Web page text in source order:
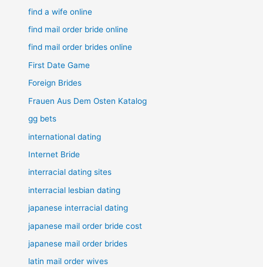
find a wife online
find mail order bride online
find mail order brides online
First Date Game
Foreign Brides
Frauen Aus Dem Osten Katalog
gg bets
international dating
Internet Bride
interracial dating sites
interracial lesbian dating
japanese interracial dating
japanese mail order bride cost
japanese mail order brides
latin mail order wives